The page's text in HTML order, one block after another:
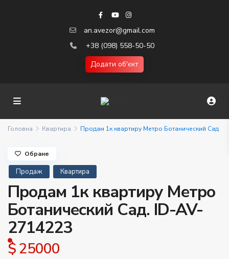
an.avezor@gmail.com
+38 (098) 558-50-50
Додати об'єкт
Головна Квартира Продам 1к квартиру Метро Ботанический Сад
Продаж Квартира
Продам 1к квартиру Метро
Ботанический Сад. ID-AV-
2714223
$ 25000
Обране